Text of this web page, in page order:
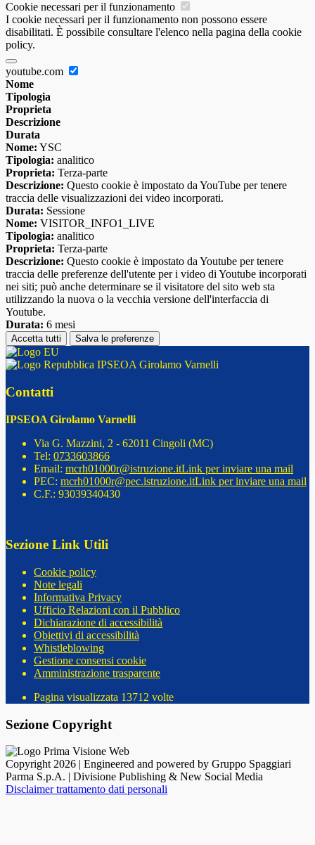
Cookie necessari per il funzionamento
I cookie necessari per il funzionamento non possono essere
disabilitati. È possibile consultare l'elenco nella pagina della cookie
policy.
youtube.com
Nome
Tipologia
Proprieta
Descrizione
Durata
Nome: YSC
Tipologia: analitico
Proprieta: Terza-parte
Descrizione: Questo cookie è impostato da YouTube per tenere
traccia delle visualizzazioni dei video incorporati.
Durata: Sessione
Nome: VISITOR_INFO1_LIVE
Tipologia: analitico
Proprieta: Terza-parte
Descrizione: Questo cookie è impostato da Youtube per tenere
traccia delle preferenze dell'utente per i video di Youtube incorporati
nei siti; può anche determinare se il visitatore del sito web sta
utilizzando la nuova o la vecchia versione dell'interfaccia di
Youtube.
Durata: 6 mesi
Accetta tutti Salva le preferenze
IPSEOA Girolamo Varnelli
Contatti
IPSEOA Girolamo Varnelli
Via G. Mazzini, 2 - 62011 Cingoli (MC)
Tel: 0733603866
Email: mcrh01000r@istruzione.itLink per inviare una mail
PEC: mcrh01000r@pec.istruzione.itLink per inviare una mail
C.F.: 93039340430
Sezione Link Utili
Cookie policy
Note legali
Informativa Privacy
Ufficio Relazioni con il Pubblico
Dichiarazione di accessibilità
Obiettivi di accessibilità
Whistleblowing
Gestione consensi cookie
Amministrazione trasparente
Pagina visualizzata 13712 volte
Sezione Copyright
Copyright 2026 | Engineered and powered by Gruppo Spaggiari
Parma S.p.A. | Divisione Publishing & New Social Media
Disclaimer trattamento dati personali